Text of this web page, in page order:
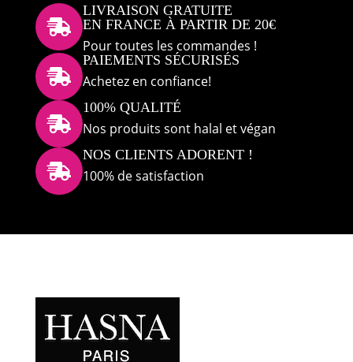

LIVRAISON GRATUITE
EN FRANCE À PARTIR DE 20€
Pour toutes les commandes !

PAIEMENTS SÉCURISÉS
Achetez en confiance!

100% QUALITÉ
Nos produits sont halal et végan

NOS CLIENTS ADORENT !
100% de satisfaction